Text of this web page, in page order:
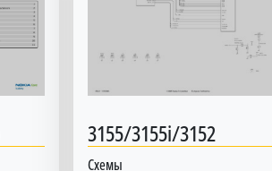
3155/3155i/3152
Схемы